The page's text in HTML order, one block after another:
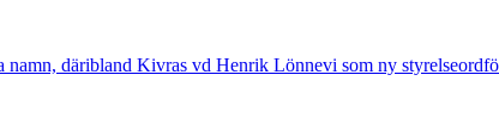
däribland Kivras vd Henrik Lönnevi som ny